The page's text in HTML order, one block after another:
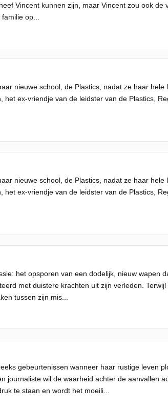
Vincent kunnen zijn, maar Vincent zou ook de
op...
nieuwe school, de Plastics, nadat ze haar hele
ex-vriendje van de leidster van de Plastics,
nieuwe school, de Plastics, nadat ze haar hele
ex-vriendje van de leidster van de Plastics,
het opsporen van een dodelijk, nieuw wapen
met duistere krachten uit zijn verleden.
tussen zijn mis...
gebeurtenissen wanneer haar rustige leven
journaliste wil de waarheid achter de aanvallen
te staan en wordt het moeili...